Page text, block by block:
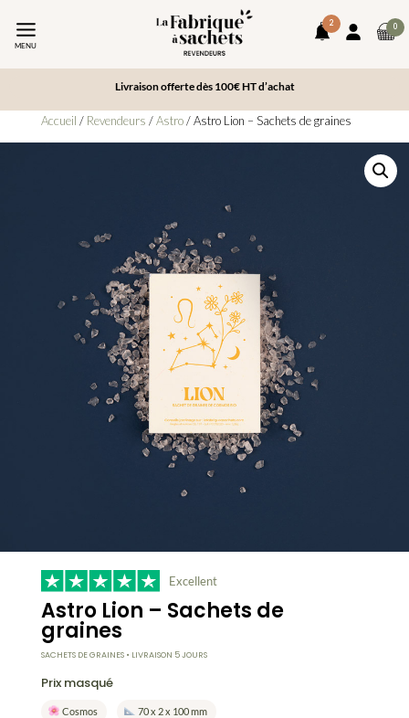
MENU
2
notifications
Mon
0
Livraison offerte dès 100€ HT d’achat
Accueil / Revendeurs /Astro/ Astro Lion – Sachets de graines
Excellent
Astro Lion – Sachets de
graines
SACHETS DE GRAINES • LIVRAISON 5 JOURS
Prix masqué
Cosmos 70 x 2 x 100 mm